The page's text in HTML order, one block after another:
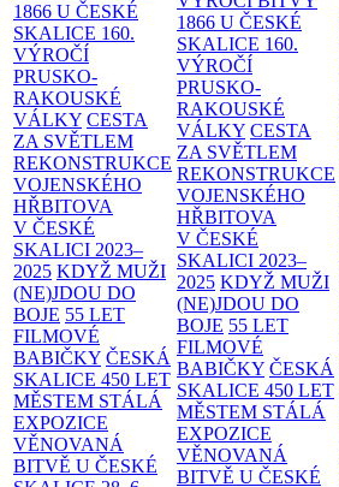
1866 U ČESKÉ
SKALICE 160.
VÝROČÍ
PRUSKO-
RAKOUSKÉ
VÁLKY CESTA
ZA SVĚTLEM
REKONSTRUKCE
VOJENSKÉHO
HŘBITOVA
V ČESKÉ
SKALICI 2023–
2025 KDYŽ MUŽI
(NE)JDOU DO
BOJE 55 LET
FILMOVÉ
BABIČKY ČESKÁ
SKALICE 450 LET
MĚSTEM STÁLÁ
EXPOZICE
VĚNOVANÁ
BITVĚ U ČESKÉ
1866 U ČESKÉ
SKALICE 160.
VÝROČÍ
PRUSKO-
RAKOUSKÉ
VÁLKY CESTA
ZA SVĚTLEM
REKONSTRUKCE
VOJENSKÉHO
HŘBITOVA
V ČESKÉ
SKALICI 2023–
2025 KDYŽ MUŽI
(NE)JDOU DO
BOJE 55 LET
FILMOVÉ
BABIČKY ČESKÁ
SKALICE 450 LET
MĚSTEM STÁLÁ
EXPOZICE
VĚNOVANÁ
BITVĚ U ČESKÉ